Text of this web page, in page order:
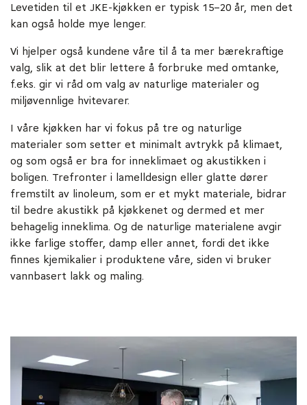
Levetiden til et JKE-kjøkken er typisk 15–20 år, men det
kan også holde mye lenger.
Vi hjelper også kundene våre til å ta mer bærekraftige
valg, slik at det blir lettere å forbruke med omtanke,
f.eks. gir vi råd om valg av naturlige materialer og
miljøvennlige hvitevarer.
I våre kjøkken har vi fokus på tre og naturlige
materialer som setter et minimalt avtrykk på klimaet,
og som også er bra for inneklimaet og akustikken i
boligen. Trefronter i lamelldesign eller glatte dører
fremstilt av linoleum, som er et mykt materiale, bidrar
til bedre akustikk på kjøkkenet og dermed et mer
behagelig inneklima. Og de naturlige materialene avgir
ikke farlige stoffer, damp eller annet, fordi det ikke
finnes kjemikalier i produktene våre, siden vi bruker
vannbasert lakk og maling.